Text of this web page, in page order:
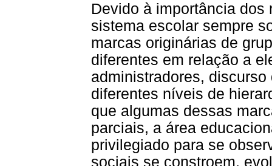
Devido à importância
sistema escolar sempre
marcas originárias de
diferentes em relação a
administradores,
diferentes níveis de
que algumas dessas
parciais, a área
privilegiado para se
sociais se constroem,